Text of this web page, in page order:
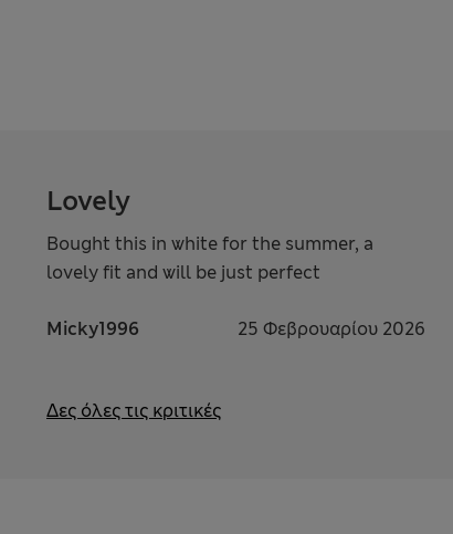
Lovely
Bought this in white for the summer, a
lovely fit and will be just perfect
Micky1996 25 Φεβρουαρίου 2026
Δες όλες τις κριτικές